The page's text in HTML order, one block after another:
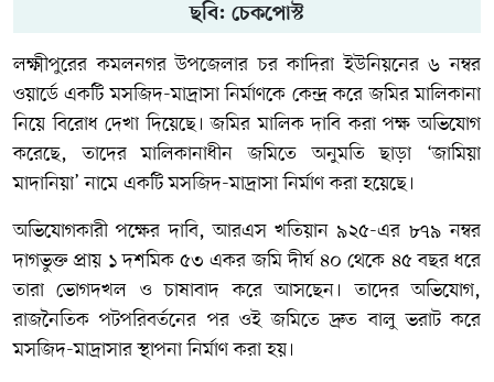
ছবি: চেকপোস্ট
লক্ষ্মীপুরের কমলনগর উপজেলার চর কাদিরা ইউনিয়নের ৬ নম্বর
ওয়ার্ডে একটি মসজিদ-মাদ্রাসা নির্মাণকে কেন্দ্র করে জমির মালিকানা
নিয়ে বিরোধ দেখা দিয়েছে। জমির মালিক দাবি করা পক্ষ অভিযোগ
করেছে, তাদের মালিকানাধীন জমিতে অনুমতি ছাড়া ‘জামিয়া
মাদানিয়া’ নামে একটি মসজিদ-মাদ্রাসা নির্মাণ করা হয়েছে।
অভিযোগকারী পক্ষের দাবি, আরএস খতিয়ান ৯২৫-এর ৮৭৯ নম্বর
দাগভুক্ত প্রায় ১ দশমিক ৫৩ একর জমি দীর্ঘ ৪০ থেকে ৪৫ বছর ধরে
তারা ভোগদখল ও চাষাবাদ করে আসছেন। তাদের অভিযোগ,
রাজনৈতিক পটপরিবর্তনের পর ওই জমিতে দ্রুত বালু ভরাট করে
মসজিদ-মাদ্রাসার স্থাপনা নির্মাণ করা হয়।